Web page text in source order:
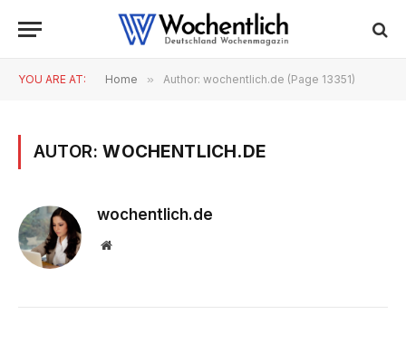
YOU ARE AT: Home » Author: wochentlich.de (Page 13351)
AUTOR:WOCHENTLICH.DE
wochentlich.de
Website